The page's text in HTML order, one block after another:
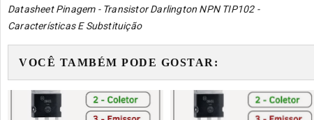
Datasheet Pinagem - Transistor Darlington NPN TIP102 -
Características E Substituição
VOCÊ TAMBÉM PODE GOSTAR: